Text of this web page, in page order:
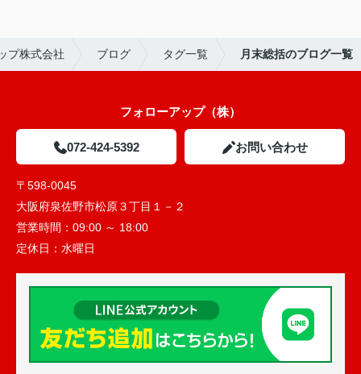
プ株式会社 ブログ タグ一覧 月末総括のブログ一覧
フォローアップ（株）
072-424-5392 お問い合わせ
〒598-0045
大阪府泉佐野市松原３丁目１－２
営業時間： 09:00 ～ 18:00
定休日： 水曜日